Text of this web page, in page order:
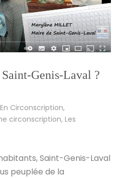
Genis-Laval ?
En Circonscription,
circonscription,Les
Saint-Genis-Laval
peuplée de la